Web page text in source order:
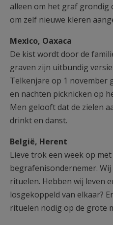
alleen om het graf grondig
om zelf nieuwe kleren
Mexico, Oaxaca
De kist wordt door de
graven zijn uitbundig
Telkenjare op 1 november
en nachten picknicken op
Men gelooft dat de zielen
drinkt en danst.
België, Herent
Lieve trok een week op met
begrafenisondernemer.
rituelen. Hebben wij leven
losgekoppeld van elkaar?
rituelen nodig op de grote